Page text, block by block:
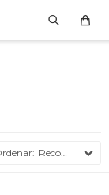
Recomendados